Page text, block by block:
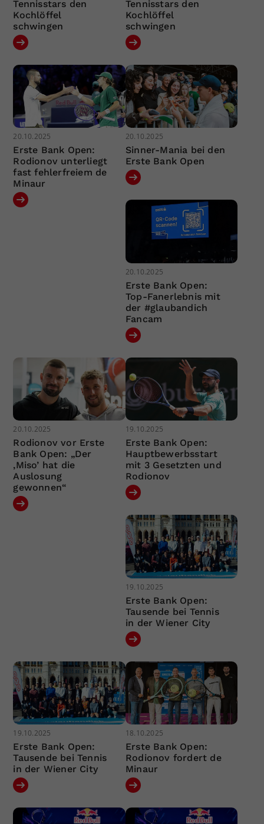
Tennisstars den
Kochlöffel
schwingen
Tennisstars den
Kochlöffel
schwingen
20.10.2025
Erste Bank Open:
Rodionov unterliegt
fast fehlerfreiem de
Minaur
20.10.2025
Sinner-Mania bei den
Erste Bank Open
20.10.2025
Erste Bank Open:
Top-Fanerlebnis mit
der #glaubandich
Fancam
20.10.2025
Rodionov vor Erste
Bank Open: „Der
‚Miso’ hat die
Auslosung
gewonnen“
19.10.2025
Erste Bank Open:
Hauptbewerbsstart
mit 3 Gesetzten und
Rodionov
19.10.2025
Erste Bank Open:
Tausende bei Tennis
in der Wiener City
19.10.2025
Erste Bank Open:
Tausende bei Tennis
in der Wiener City
18.10.2025
Erste Bank Open:
Rodionov fordert de
Minaur